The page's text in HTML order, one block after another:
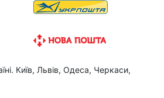
Київ, Львів, Одеса, Черкаси,